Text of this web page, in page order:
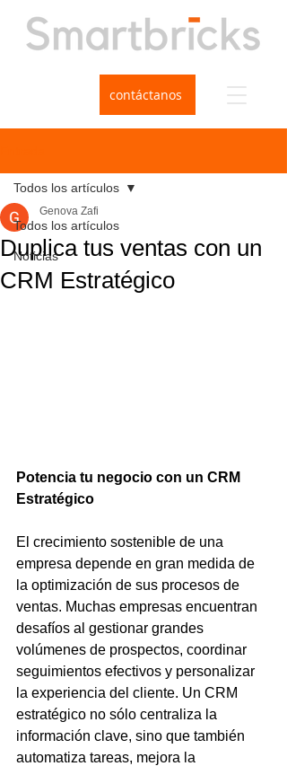
contáctanos
Todos los artículos
Noticias
Todos los artículos
Duplica tus ventas con un
CRM Estratégico
Genova Zafi
Potencia tu negocio con un CRM
Estratégico
El crecimiento sostenible de una
empresa depende en gran medida de
la optimización de sus procesos de
ventas. Muchas empresas encuentran
desafíos al gestionar grandes
volúmenes de prospectos, coordinar
seguimientos efectivos y personalizar
la experiencia del cliente. Un CRM
estratégico no sólo centraliza la
información clave, sino que también
automatiza tareas, mejora la